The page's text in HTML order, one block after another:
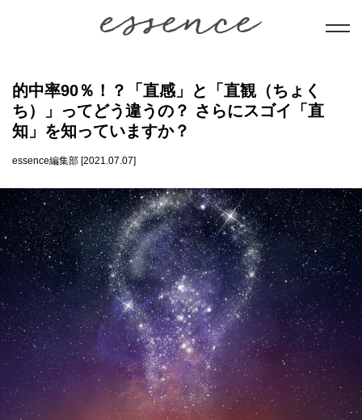
暮らし
美と健康
学び
ことだま
日本文化
会員コンテンツ
datum house について 利用規約
運営会社 個人情報保護方針
的中率90％！？「直感」と「直観（ちょく
ち）」ってどう違うの？ さらにスゴイ「直
知」を知っていますか？
essence編集部 [2021.07.07]